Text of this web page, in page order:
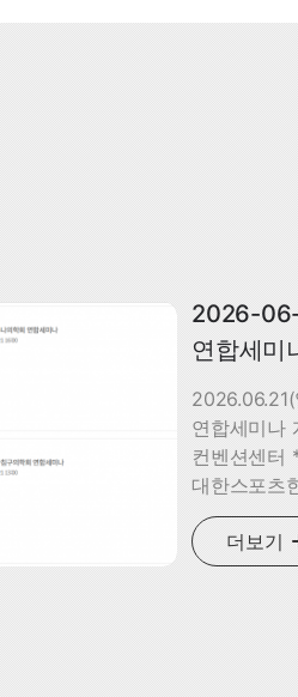
2026-06-
연합세미
연합세미나
컨벤션센터
대한스포츠
척추신경추
대한스포츠
지원 : 임학
더보기